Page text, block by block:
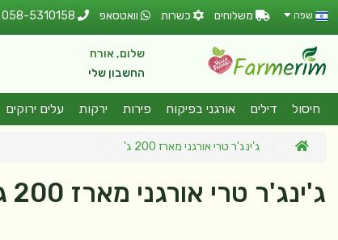
שפה משלוחים כשרות וואטסאפ 058-5310158
שלום, אורח
החשבון שלי
חיסול דילים אורגני בפיקוח פירות ירקות עלים ירוקים
ג'ינג'ר טרי אורגני מארז 200 ג'
ג'ינג'ר טרי אורגני מארז 200 ג'